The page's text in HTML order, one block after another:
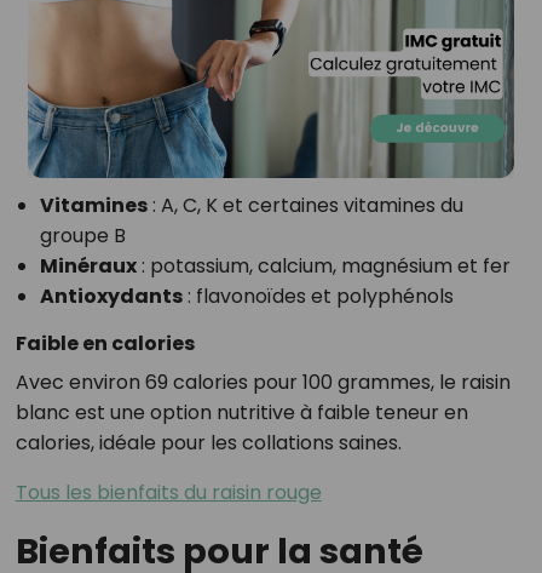
Vitamines: A, C, K et certaines vitamines du
groupe B
Minéraux: potassium, calcium, magnésium et fer
Antioxydants: flavonoïdes et polyphénols
Faible en calories
Avec environ 69 calories pour 100 grammes, le raisin
blanc est une option nutritive à faible teneur en
calories, idéale pour les collations saines.
Tous les bienfaits du raisin rouge
Bienfaits pour la santé